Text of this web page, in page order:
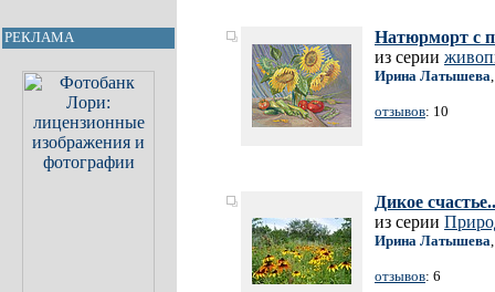
РЕКЛАМА
Натюрморт с
из серии
Ирина Латышева
отзывов: 10
Дикое
из серии
Ирина Латышева
отзывов: 6